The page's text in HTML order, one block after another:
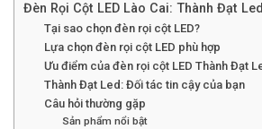
Đèn Rọi Cột LED Lào Cai: Thành Đạt Led
Tại sao chọn đèn rọi cột LED?
Lựa chọn đèn rọi cột LED phù hợp
Ưu điểm của đèn rọi cột LED Thành Đạt
Thành Đạt Led: Đối tác tin cậy của bạn
Câu hỏi thường gặp
Sản phẩm nổi bật